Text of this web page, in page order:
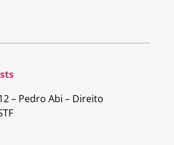
– Pedro Abi – Direito